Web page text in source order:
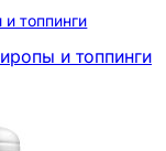
топпинги
и топпинги